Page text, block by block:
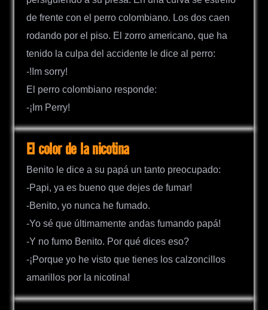
de frente con el perro colombiano. Los dos caen
rodando por el piso. El zorro americano, que ha
tenido la culpa del accidente le dice al perro:
-!Im sorry!
El perro colombiano responde:
-¡Im Perry!
El color de la nicotina
Benito le dice a su papá un tanto preocupado:
-Papi, ya es bueno que dejes de fumar!
-Benito, yo nunca he fumado.
-Yo sé que últimamente andas fumando papá!
-Y no fumo Benito. Por qué dices eso?
-¡Porque yo he visto que tienes los calzoncillos
amarillos por la nicotina!